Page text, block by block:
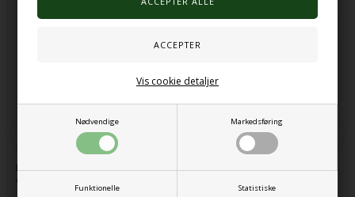
Nødvendige Markedsføring
Funktionelle Statistiske
Vis cookie detaljer
Muslingeskaller blandet pakke
900g
Pop up telt sort